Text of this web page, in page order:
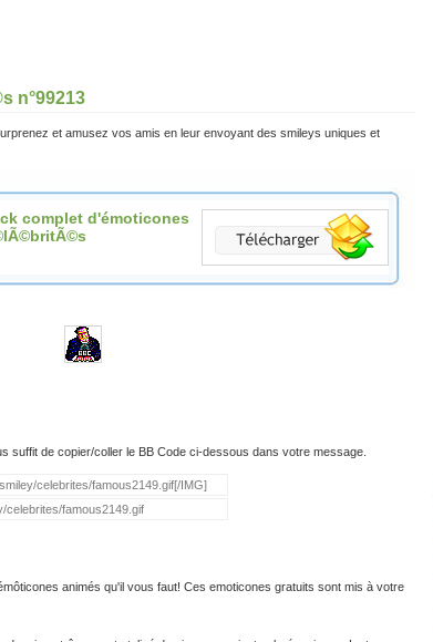
n°99213
et amusez vos amis en leur envoyant des smileys uniques et
complet d'émoticones
suffit de copier/coller le BB Code ci-dessous dans votre message.
animés qu'il vous faut! Ces emoticones gratuits sont mis à votre